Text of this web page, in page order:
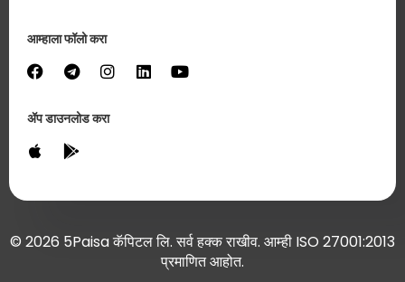
आम्हाला फॉलो करा
ॲप डाउनलोड करा
© 2026 5Paisa कॅपिटल लि. सर्व हक्क राखीव. आम्ही ISO 27001:2013
प्रमाणित आहोत.